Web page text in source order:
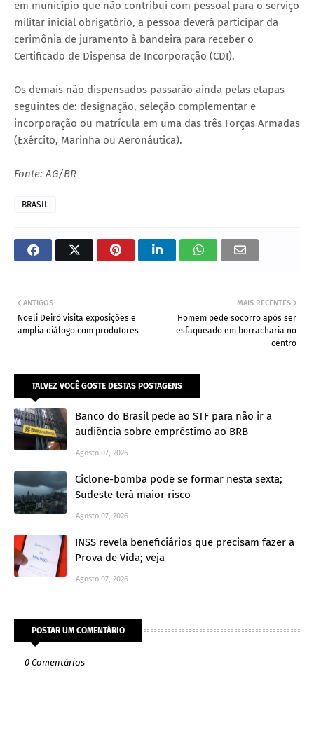
em município que não contribui com pessoal para o serviço
militar inicial obrigatório, a pessoa deverá participar da
cerimônia de juramento à bandeira para receber o
Certificado de Dispensa de Incorporação (CDI).
Os demais não dispensados passarão ainda pelas etapas
seguintes de: designação, seleção complementar e
incorporação ou matrícula em uma das três Forças Armadas
(Exército, Marinha ou Aeronáutica).
Fonte: AG/BR
BRASIL
MAIS RECENTES
Homem pede socorro após ser
esfaqueado em borracharia no
centro
ANTIGOS
Noeli Deiró visita exposições e
amplia diálogo com produtores
TALVEZ VOCÊ GOSTE DESTAS POSTAGENS
Banco do Brasil pede ao STF para não ir a
audiência sobre empréstimo ao BRB
Agosto 07, 2026
Ciclone-bomba pode se formar nesta sexta;
Sudeste terá maior risco
Agosto 07, 2026
INSS revela beneficiários que precisam fazer a
Prova de Vida; veja
Agosto 07, 2026
POSTAR UM COMENTÁRIO
0 Comentários